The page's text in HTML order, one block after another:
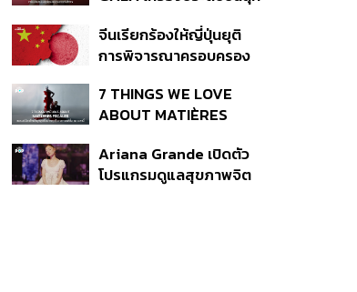
สำคัญ
จีนเรียกร้องให้ญี่ปุ่นยุติ
การพิจารณาครอบครอง
7 THINGS WE LOVE
ABOUT MATIÈRES
Ariana Grande เปิดตัว
โปรแกรมดูแลสุขภาพจิต